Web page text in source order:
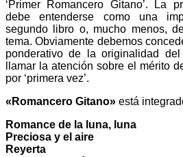
‘Primer Romancero Gitano’. La
debe entenderse como una
segundo libro o, mucho menos,
tema. Obviamente debemos
ponderativo de la originalidad
llamar la atención sobre el mérito
por ‘primera vez’.
«Romancero Gitano» está
Romance de la luna, luna
Preciosa y el aire
Reyerta